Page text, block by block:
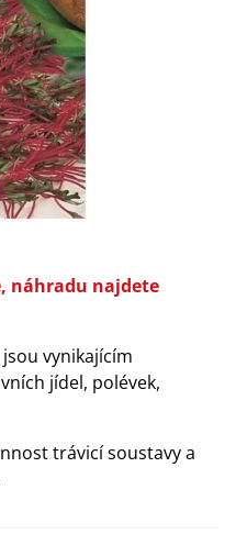
náhradu najdete
vynikajícím
jídel, polévek,
trávicí soustavy a